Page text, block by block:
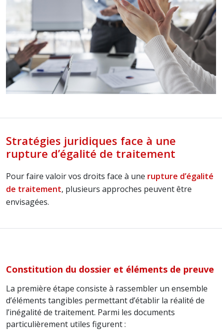
Stratégies juridiques face à une
rupture d’égalité de traitement
Pour faire valoir vos droits face à une rupture d’égalité
de traitement, plusieurs approches peuvent être
envisagées.
Constitution du dossier et éléments de preuve
La première étape consiste à rassembler un ensemble
d’éléments tangibles permettant d’établir la réalité de
l’inégalité de traitement. Parmi les documents
particulièrement utiles figurent :